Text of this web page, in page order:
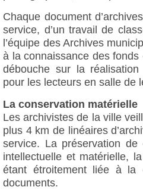
Chaque document
service, d’un travail de
l’équipe des Archives
à la connaissance des
débouche sur la réalisation
pour les lecteurs en salle de
La conservation matérielle
Les archivistes de la ville
plus 4 km de linéaires
service. La préservation
intellectuelle et matérielle,
étant étroitement liée à la
documents.